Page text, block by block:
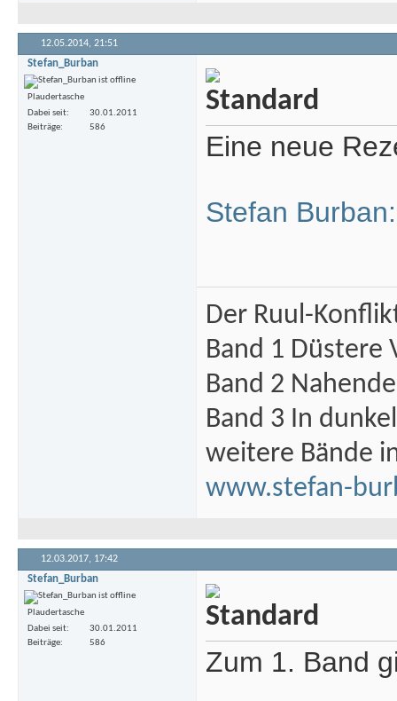
12.05.2014, 21:51
Stefan_Burban
Plaudertasche
Dabei seit
30.01.2011
Beiträge
586
Eine neue
Stefan
Der Ruul-
Band 1 Düstere
Band 2
Band 3 In
weitere Bände
www.stefan-
12.03.2017, 17:42
Stefan_Burban
Plaudertasche
Dabei seit
30.01.2011
Beiträge
586
Zum 1. Band